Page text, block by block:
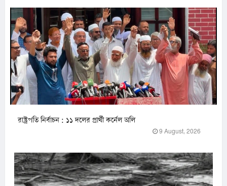
রাষ্ট্রপতি নির্বাচন : ১১ দলের প্রার্থী কর্নেল অলি
9 August, 2026